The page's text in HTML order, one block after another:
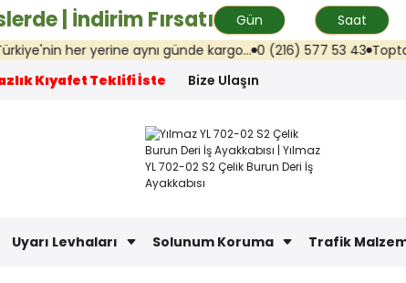
| İndirim Fırsatı Gün Saat
her yerine aynı günde kargo... 0 (216) 577 53 43 Toptan
Kıyafet Teklifi İste Bize Ulaşın
Uyarı Levhaları Solunum Koruma Trafik